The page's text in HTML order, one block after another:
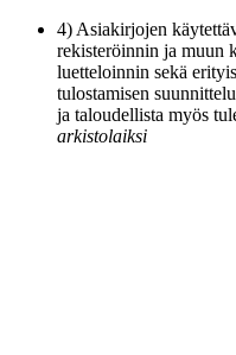
4) Asiakirjojen
rekisteröinnin ja muun
luetteloinnin sekä
tulostamisen
ja taloudellista myös
arkistolaiksi